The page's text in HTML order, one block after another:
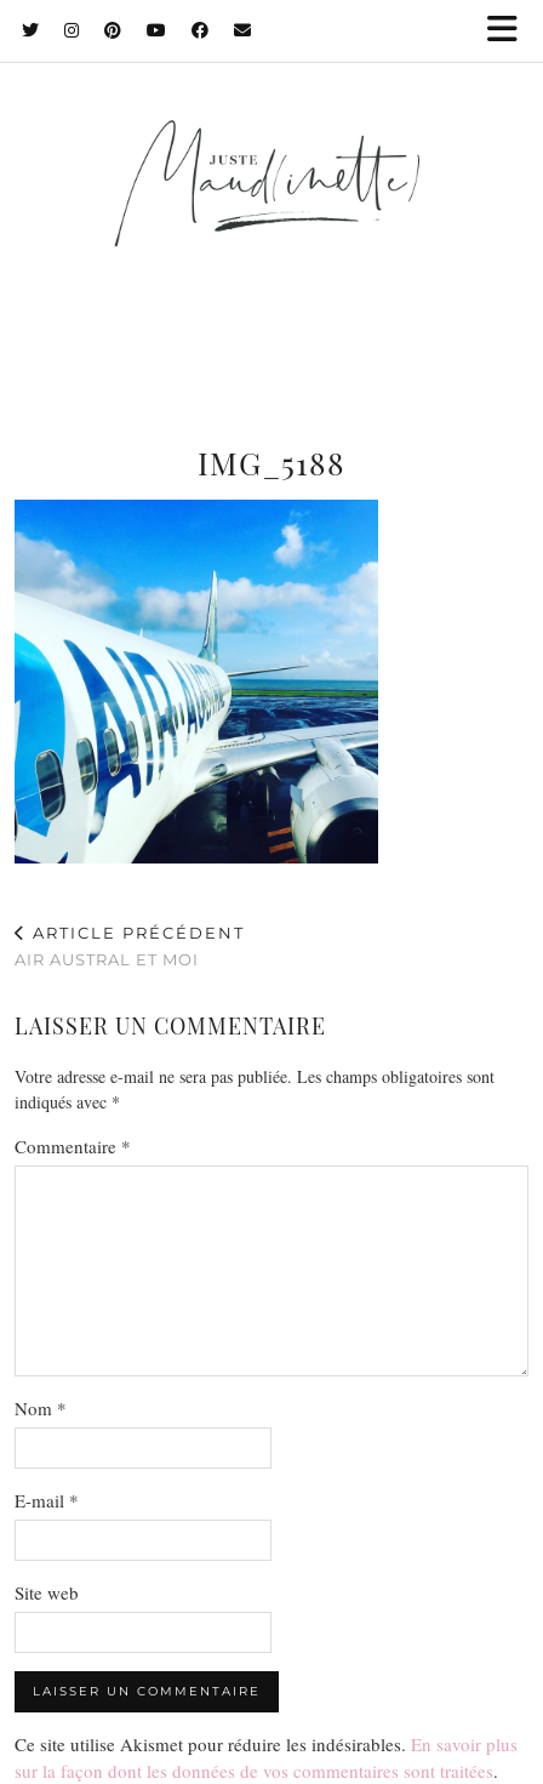
IMG_5188
ARTICLE PRÉCÉDENT
AIR AUSTRAL ET MOI
LAISSER UN COMMENTAIRE
Votre adresse e-mail ne sera pas publiée. Les champs obligatoires sont
indiqués avec *
Commentaire *
Nom *
E-mail *
Site web
Ce site utilise Akismet pour réduire les indésirables. En savoir plus
sur la façon dont les données de vos commentaires sont traitées.